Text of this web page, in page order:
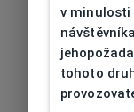
v minulosti
tohoto